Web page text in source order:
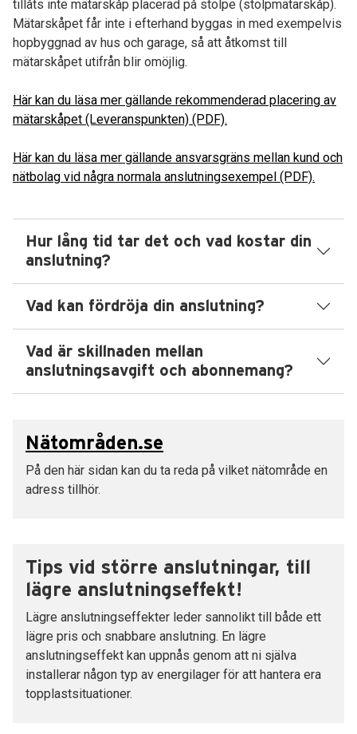
tillåts inte mätarskåp placerad på stolpe (stolpmätarskåp).
Mätarskåpet får inte i efterhand byggas in med exempelvis
hopbyggnad av hus och garage, så att åtkomst till
mätarskåpet utifrån blir omöjlig.
Här kan du läsa mer gällande rekommenderad placering av
mätarskåpet (Leveranspunkten) (PDF).
Här kan du läsa mer gällande ansvarsgräns mellan kund och
nätbolag vid några normala anslutningsexempel (PDF).
Hur lång tid tar det och vad kostar din
anslutning?
Vad kan fördröja din anslutning?
Vad är skillnaden mellan
anslutningsavgift och abonnemang?
Nätområden.se
På den här sidan kan du ta reda på vilket nätområde en
adress tillhör.
Tips vid större anslutningar, till
lägre anslutningseffekt!
Lägre anslutningseffekter leder sannolikt till både ett
lägre pris och snabbare anslutning. En lägre
anslutningseffekt kan uppnås genom att ni själva
installerar någon typ av energilager för att hantera era
topplastsituationer.